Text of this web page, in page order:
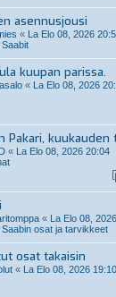
asennusjousi
« La Elo 08, 2026
kuupan parissa.
« La Elo 08, 2026
Pakari, kuukauden
« La Elo 08, 2026 20:04
« La Elo 08,
osat ja tarvikkeet
osat takaisin
« La Elo 08, 2026 19:10